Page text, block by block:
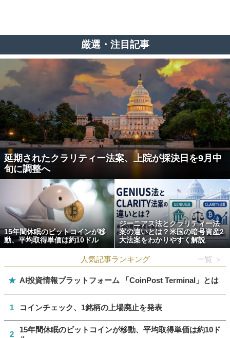
厳選・注目記事
延期されたクラリティー法案、上院が採決日を9月中
旬に調整へ
15年間休眠のビットコインが移
動、平均取得単価は約10ドル
ジーニアス法とクラリティー法
案の違いとは？米国の暗号資産2
大法案をわかりやすく解説
人気記事ランキング 一覧 ＞
★ AI投資情報プラットフォーム 「CoinPost Terminal」とは
1 コインチェック、1銘柄の上場廃止を発表
2
15年間休眠のビットコインが移動、平均取得単価は約10ド